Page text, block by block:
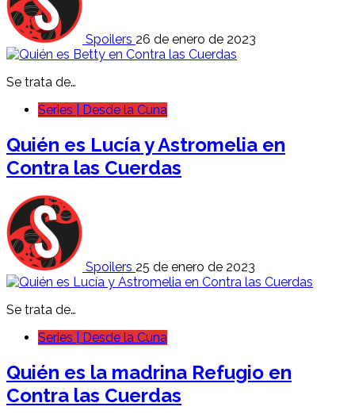
Spoilers 26 de enero de 2023
Se trata de…
Series | Desde la Cuna
Quién es Lucía y Astromelia en
Contra las Cuerdas
Spoilers 25 de enero de 2023
Se trata de…
Series | Desde la Cuna
Quién es la madrina Refugio en
Contra las Cuerdas